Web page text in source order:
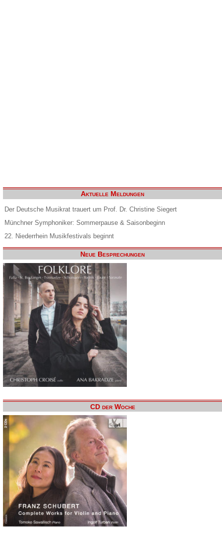
Aktuelle Meldungen
Der Deutsche Musikrat trauert um Prof. Dr. Christine Siegert
Münchner Symphoniker: Sommerpause & Saisonbeginn
22. Niederrhein Musikfestivals beginnt
Neue Besprechungen
CD der Woche